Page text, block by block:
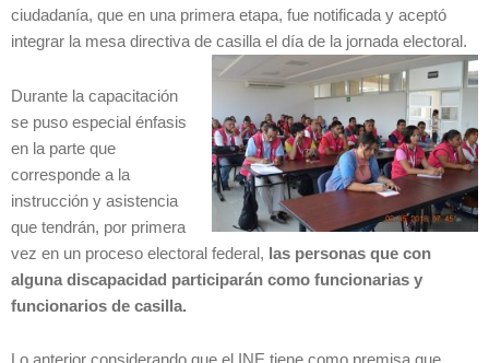
ciudadanía, que en una primera etapa, fue notificada y aceptó
integrar la mesa directiva de casilla el día de la jornada electoral.
Durante la capacitación
se puso especial énfasis
en la parte que
corresponde a la
instrucción y asistencia
que tendrán, por primera
vez en un proceso electoral federal, las personas que con
alguna discapacidad participarán como funcionarias y
funcionarios de casilla.